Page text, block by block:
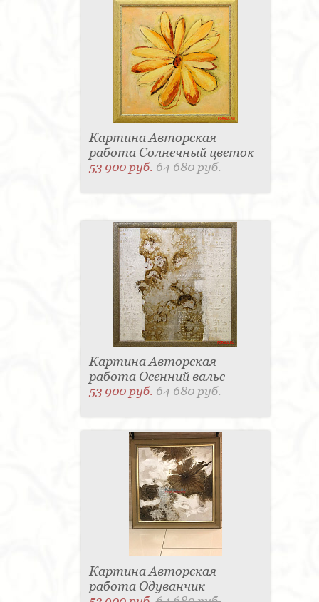
Картина Авторская
работа Солнечный цветок
53 900 руб.64 680 руб.
Картина Авторская
работа Осенний вальс
53 900 руб.64 680 руб.
Картина Авторская
работа Одуванчик